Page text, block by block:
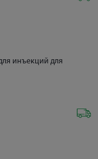
инъекций для